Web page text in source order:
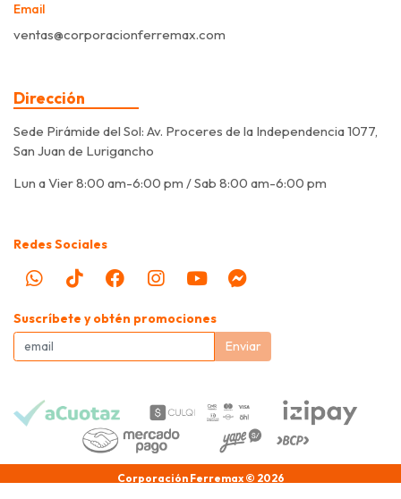
Email
ventas@corporacionferremax.com
Dirección
Sede Pirámide del Sol: Av. Proceres de la Independencia 1077,
San Juan de Lurigancho
Lun a Vier 8:00 am-6:00 pm / Sab 8:00 am-6:00 pm
Redes Sociales
Suscríbete y obtén promociones
Enviar
Corporación Ferremax © 2026